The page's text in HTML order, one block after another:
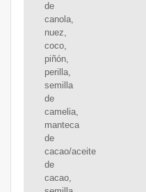
de
canola,
nuez,
coco,
piñón,
perilla,
semilla
de
camelia,
manteca
de
cacao/aceite
de
cacao,